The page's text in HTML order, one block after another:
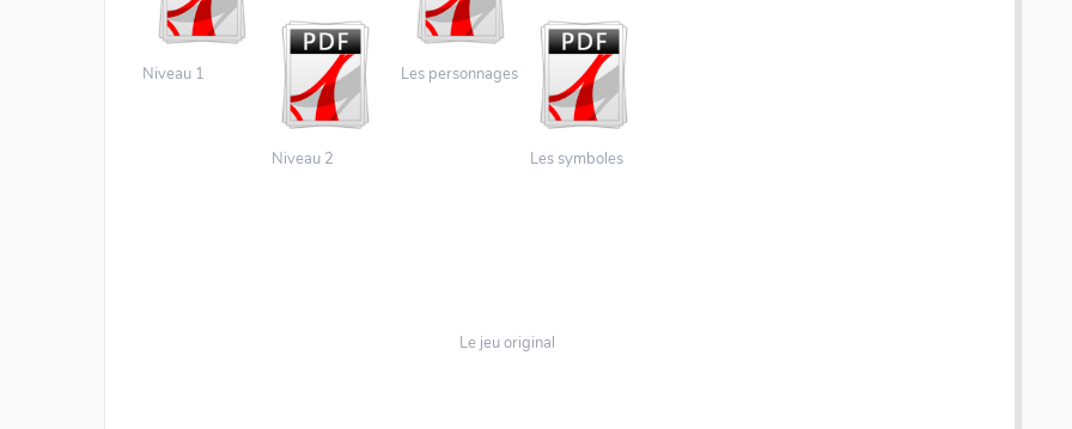
Niveau 1
Niveau 2
Les personnages
Les symboles
Le jeu original